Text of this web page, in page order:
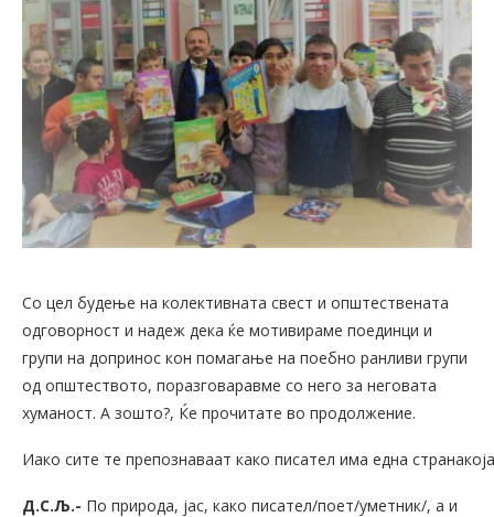
Со цел будење на колективната свест и општествената
одговорност и надеж дека ќе мотивираме поединци и
групи на допринос кон помагање на поебно ранливи групи
од општеството, поразговаравме со него за неговата
хуманост. А зошто?, Ќе прочитате во продолжение.
Иако сите те препознаваат како писател има една
Д.С.Љ.- По природа, јас, како писател/поет/уметник/, а и